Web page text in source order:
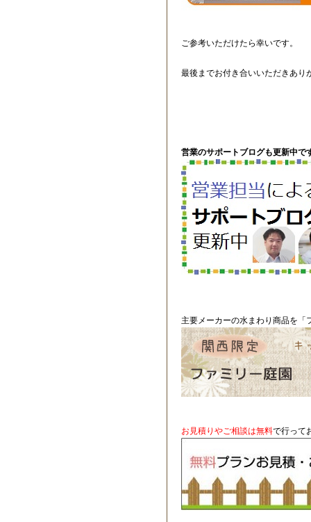
ご参考いただけたら幸いです。
最後までお付き合いいただきあり
営業のサポートブログも更新中で
主要メーカーの水まわり商品を「
お見積りやご相談は無料で行って